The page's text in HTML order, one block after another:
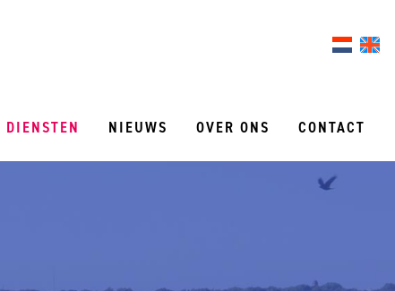
DIENSTEN NIEUWS OVER ONS CONTACT